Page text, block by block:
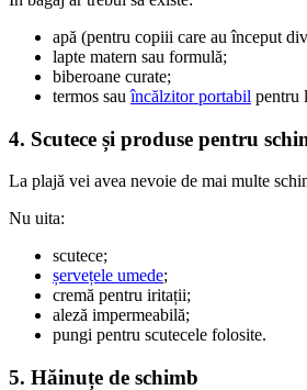
apă (pentru copiii care au început
lapte matern sau formulă;
biberoane curate;
termos sauîncălzitor portabil pentru
4. Scutece și produse pentru
La plajă vei avea nevoie de mai multe
Nu uita:
scutece;
șervețele umede;
cremă pentru iritații;
aleză impermeabilă;
pungi pentru scutecele folosite.
5. Hăinuțe de schimb